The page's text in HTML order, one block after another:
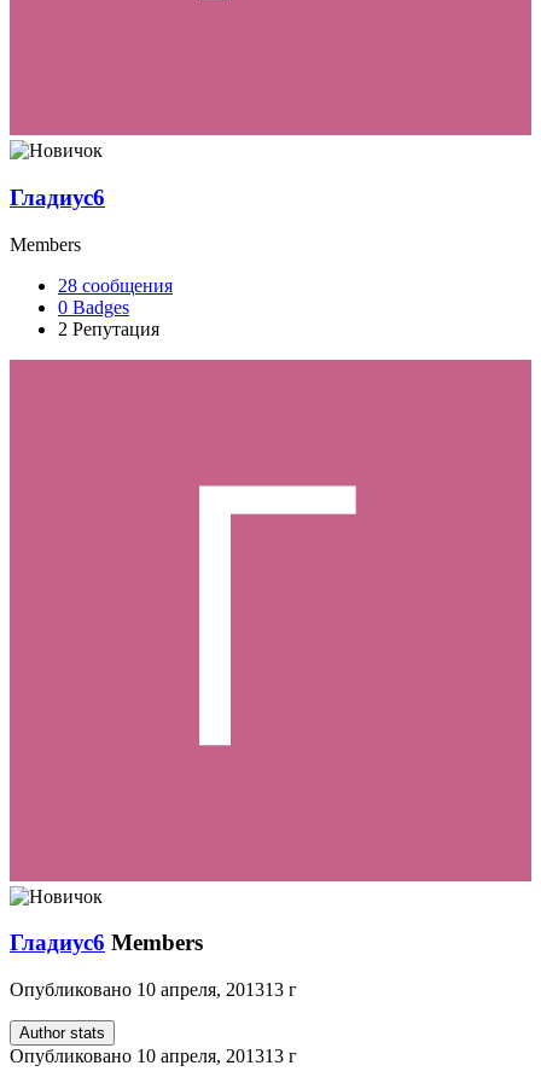
Гладиус6
Members
28 сообщения
0 Badges
2 Репутация
Гладиус6 Members
Опубликовано 10 апреля, 201313 г
Author stats
Опубликовано 10 апреля, 201313 г